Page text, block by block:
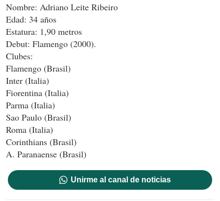
Nombre: Adriano Leite Ribeiro
Edad: 34 años
Estatura: 1,90 metros
Debut: Flamengo (2000).
Clubes:
Flamengo (Brasil)
Inter (Italia)
Fiorentina (Italia)
Parma (Italia)
Sao Paulo (Brasil)
Roma (Italia)
Corinthians (Brasil)
A. Paranaense (Brasil)
Unirme al canal de noticias